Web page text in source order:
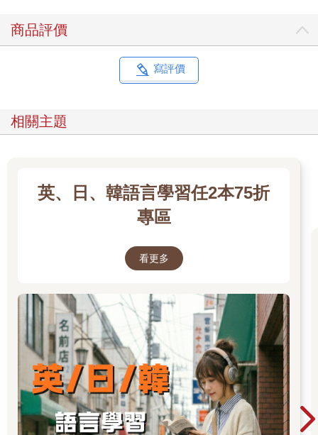
商品評價
寫評價
相關主題
英、日、韓語言學習任2本75折
專區
看更多